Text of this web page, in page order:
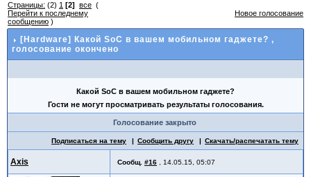
Страницы: (2) 1 [2] все (
Перейти к последнему
сообщению )
Новое голосование
[Hardware] Какой SoC в вашем мобильном гаджете? ,
голосование окончено
Какой SoC в вашем мобильном гаджете?
Гости не могут просматривать результаты голосования.
Голосование закрыто
Подписаться на тему Сообщить другу Скачать/распечатать тему
Axis Сообщ. #16 14.05.15, 05:07